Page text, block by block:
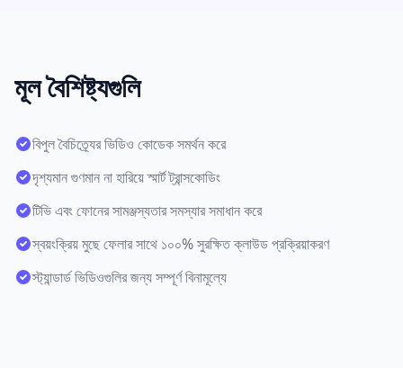
মূল বৈশিষ্ট্যগুলি
বিপুল বৈচিত্র্যের ভিডিও কোডেক সমর্থন করে
দৃশ্যমান গুণমান না হারিয়ে স্মার্ট ট্রান্সকোডিং
টিভি এবং ফোনের সামঞ্জস্যতার সমস্যার সমাধান করে
স্বয়ংক্রিয় মুছে ফেলার সাথে ১০০% সুরক্ষিত ক্লাউড প্রক্রিয়াকরণ
স্ট্যান্ডার্ড ভিডিওগুলির জন্য সম্পূর্ণ বিনামূল্যে